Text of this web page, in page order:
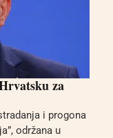
za
i progona
održana u